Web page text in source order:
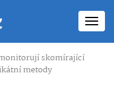
skomírající
metody